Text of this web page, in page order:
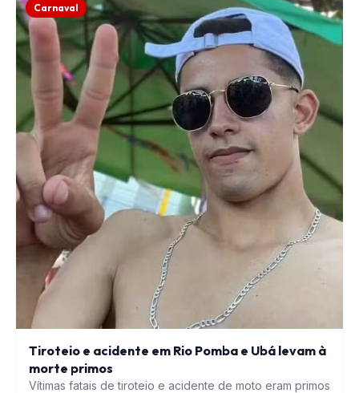
Carnaval
Tiroteio e acidente em Rio Pomba e Ubá levam à
morte primos
Vítimas fatais de tiroteio e acidente de moto eram primos